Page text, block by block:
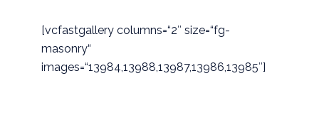
[vcfastgallery columns=“2″ size=“fg-
masonry“
images=“13984,13988,13987,13986,13985″]